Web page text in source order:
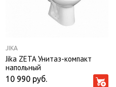
JIKA
Jika ZETA Унитаз-компакт
напольный
10 990 руб.